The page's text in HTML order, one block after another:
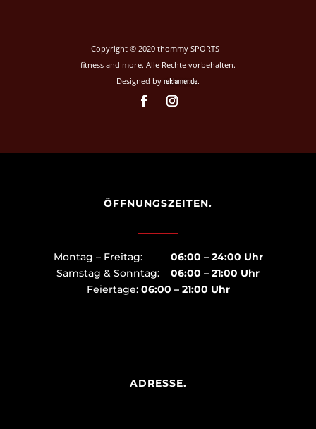
Copyright © 2020 thommy SPORTS –
fitness and more. Alle Rechte vorbehalten.
Designed by reklamer.de.
ÖFFNUNGSZEITEN.
Montag – Freitag: 06:00 – 24:00 Uhr
Samstag & Sonntag: 06:00 – 21:00 Uhr
Feiertage: 06:00 – 21:00 Uhr
ADRESSE.